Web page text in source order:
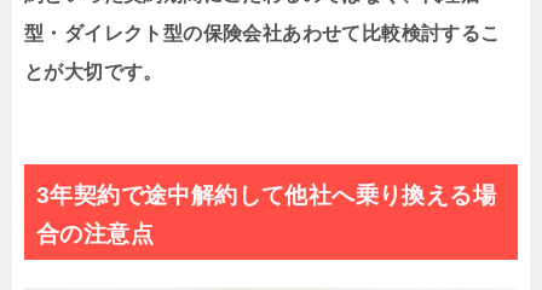
型・ダイレクト型の保険会社あわせて比較検討するこ
とが大切です。
3年契約で途中解約して他社へ乗り換える場
合の注意点